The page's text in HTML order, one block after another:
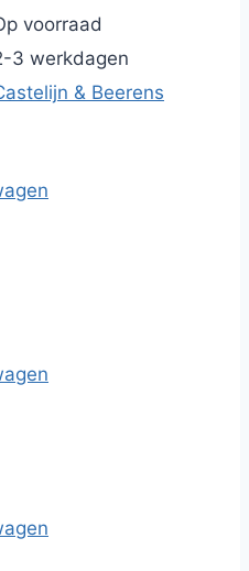
voorraad
3 werkdagen
& Beerens